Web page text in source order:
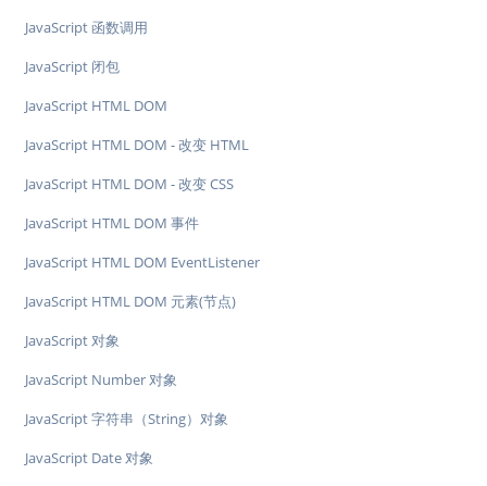
JavaScript 函数调用
JavaScript 闭包
JavaScript HTML DOM
JavaScript HTML DOM - 改变 HTML
JavaScript HTML DOM - 改变 CSS
JavaScript HTML DOM 事件
JavaScript HTML DOM EventListener
JavaScript HTML DOM 元素(节点)
JavaScript 对象
JavaScript Number 对象
JavaScript 字符串（String）对象
JavaScript Date 对象